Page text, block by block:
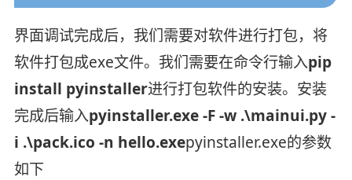
界面调试完成后，我们需要对软件进行打包，将
软件打包成exe文件。我们需要在命令行输入pip
install pyinstaller进行打包软件的安装。安装
完成后输入pyinstaller.exe -F -w .\mainui.py -
i .\pack.ico -n hello.exepyinstaller.exe的参数
如下